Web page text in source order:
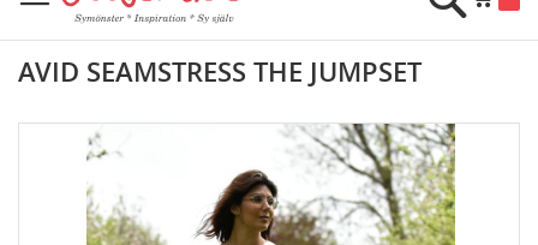
Content
AVID SEAMSTRESS THE JUMPSET